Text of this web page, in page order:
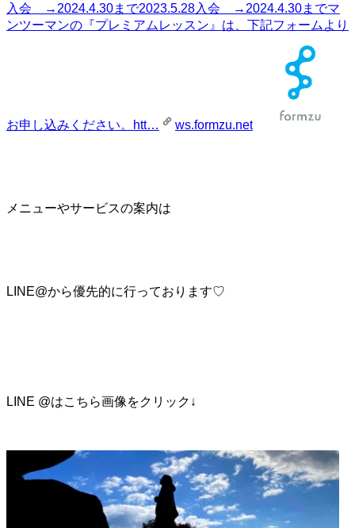
入会 →2024.4.30まで2023.5.28入会 →2024.4.30までマ
ンツーマンの『プレミアムレッスン』は、下記フォームより
お申し込みください。htt… ws.formzu.net
メニューやサービスの案内は
LINE@から優先的に行っております♡
LINE @はこちら画像をクリック↓